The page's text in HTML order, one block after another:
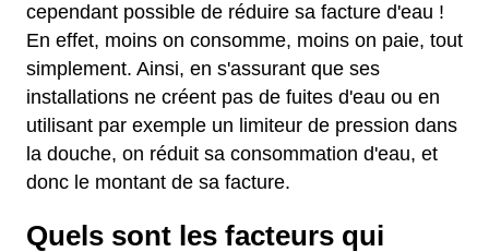
cependant possible de réduire sa facture d'eau !
En effet, moins on consomme, moins on paie, tout
simplement. Ainsi, en s'assurant que ses
installations ne créent pas de fuites d'eau ou en
utilisant par exemple un limiteur de pression dans
la douche, on réduit sa consommation d'eau, et
donc le montant de sa facture.
Quels sont les facteurs qui